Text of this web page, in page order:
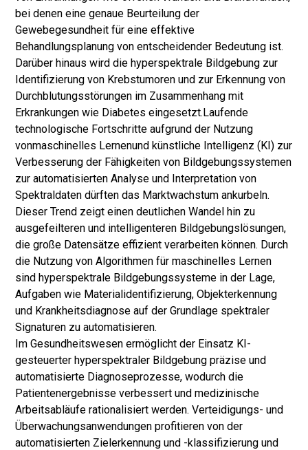
bei denen eine genaue Beurteilung der
Gewebegesundheit für eine effektive
Behandlungsplanung von entscheidender Bedeutung ist.
Darüber hinaus wird die hyperspektrale Bildgebung zur
Identifizierung von Krebstumoren und zur Erkennung von
Durchblutungsstörungen im Zusammenhang mit
Erkrankungen wie Diabetes eingesetzt.Laufende
technologische Fortschritte aufgrund der Nutzung
vonmaschinelles Lernenund künstliche Intelligenz (KI) zur
Verbesserung der Fähigkeiten von Bildgebungssystemen
zur automatisierten Analyse und Interpretation von
Spektraldaten dürften das Marktwachstum ankurbeln.
Dieser Trend zeigt einen deutlichen Wandel hin zu
ausgefeilteren und intelligenteren Bildgebungslösungen,
die große Datensätze effizient verarbeiten können. Durch
die Nutzung von Algorithmen für maschinelles Lernen
sind hyperspektrale Bildgebungssysteme in der Lage,
Aufgaben wie Materialidentifizierung, Objekterkennung
und Krankheitsdiagnose auf der Grundlage spektraler
Signaturen zu automatisieren.
Im Gesundheitswesen ermöglicht der Einsatz KI-
gesteuerter hyperspektraler Bildgebung präzise und
automatisierte Diagnoseprozesse, wodurch die
Patientenergebnisse verbessert und medizinische
Arbeitsabläufe rationalisiert werden. Verteidigungs- und
Überwachungsanwendungen profitieren von der
automatisierten Zielerkennung und -klassifizierung und